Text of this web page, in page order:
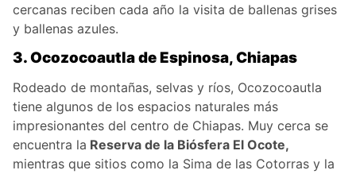
cercanas reciben cada año la visita de ballenas grises
y ballenas azules.
3. Ocozocoautla de Espinosa, Chiapas
Rodeado de montañas, selvas y ríos, Ocozocoautla
tiene algunos de los espacios naturales más
impresionantes del centro de Chiapas. Muy cerca se
encuentra la Reserva de la Biósfera El Ocote,
mientras que sitios como la Sima de las Cotorras y la